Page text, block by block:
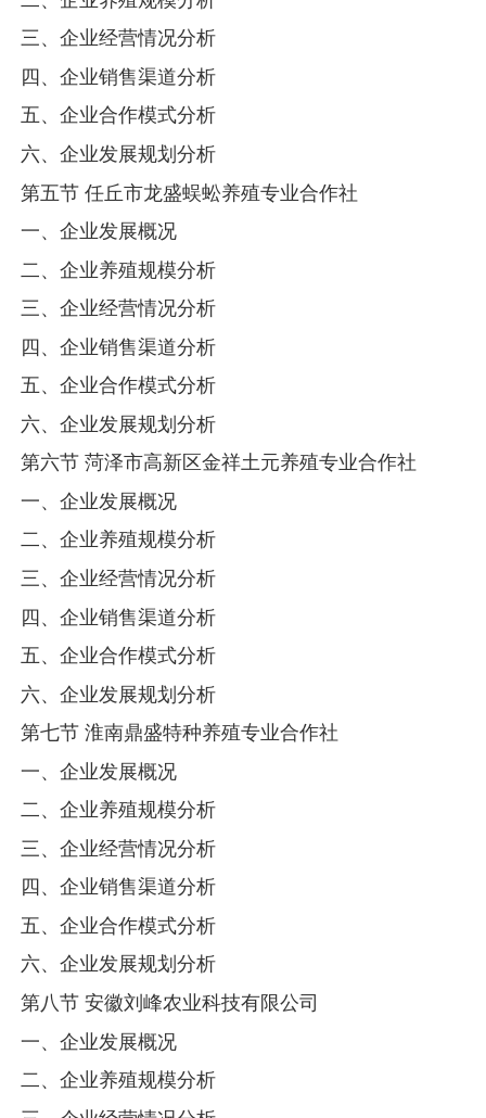
三、企业经营情况分析
四、企业销售渠道分析
五、企业合作模式分析
六、企业发展规划分析
第五节 任丘市龙盛蜈蚣养殖专业合作社
一、企业发展概况
二、企业养殖规模分析
三、企业经营情况分析
四、企业销售渠道分析
五、企业合作模式分析
六、企业发展规划分析
第六节 菏泽市高新区金祥土元养殖专业合作社
一、企业发展概况
二、企业养殖规模分析
三、企业经营情况分析
四、企业销售渠道分析
五、企业合作模式分析
六、企业发展规划分析
第七节 淮南鼎盛特种养殖专业合作社
一、企业发展概况
二、企业养殖规模分析
三、企业经营情况分析
四、企业销售渠道分析
五、企业合作模式分析
六、企业发展规划分析
第八节 安徽刘峰农业科技有限公司
一、企业发展概况
二、企业养殖规模分析